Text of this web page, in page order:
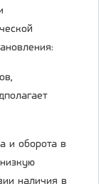
и оборота в
наличия в